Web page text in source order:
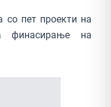
со пет проекти на
финасирање на